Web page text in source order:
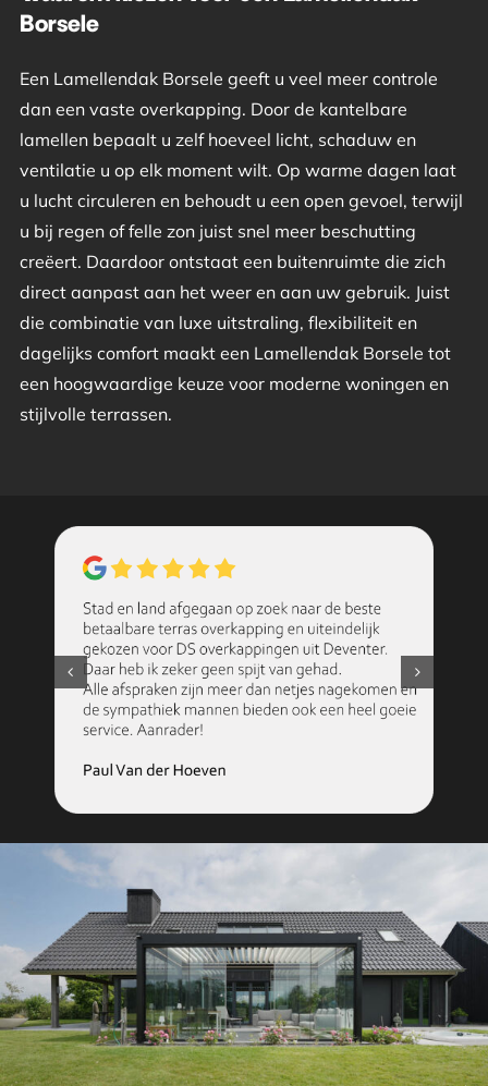
Borsele
Een Lamellendak Borsele geeft u veel meer controle
dan een vaste overkapping. Door de kantelbare
lamellen bepaalt u zelf hoeveel licht, schaduw en
ventilatie u op elk moment wilt. Op warme dagen laat
u lucht circuleren en behoudt u een open gevoel, terwijl
u bij regen of felle zon juist snel meer beschutting
creëert. Daardoor ontstaat een buitenruimte die zich
direct aanpast aan het weer en aan uw gebruik. Juist
die combinatie van luxe uitstraling, flexibiliteit en
dagelijks comfort maakt een Lamellendak Borsele tot
een hoogwaardige keuze voor moderne woningen en
stijlvolle terrassen.